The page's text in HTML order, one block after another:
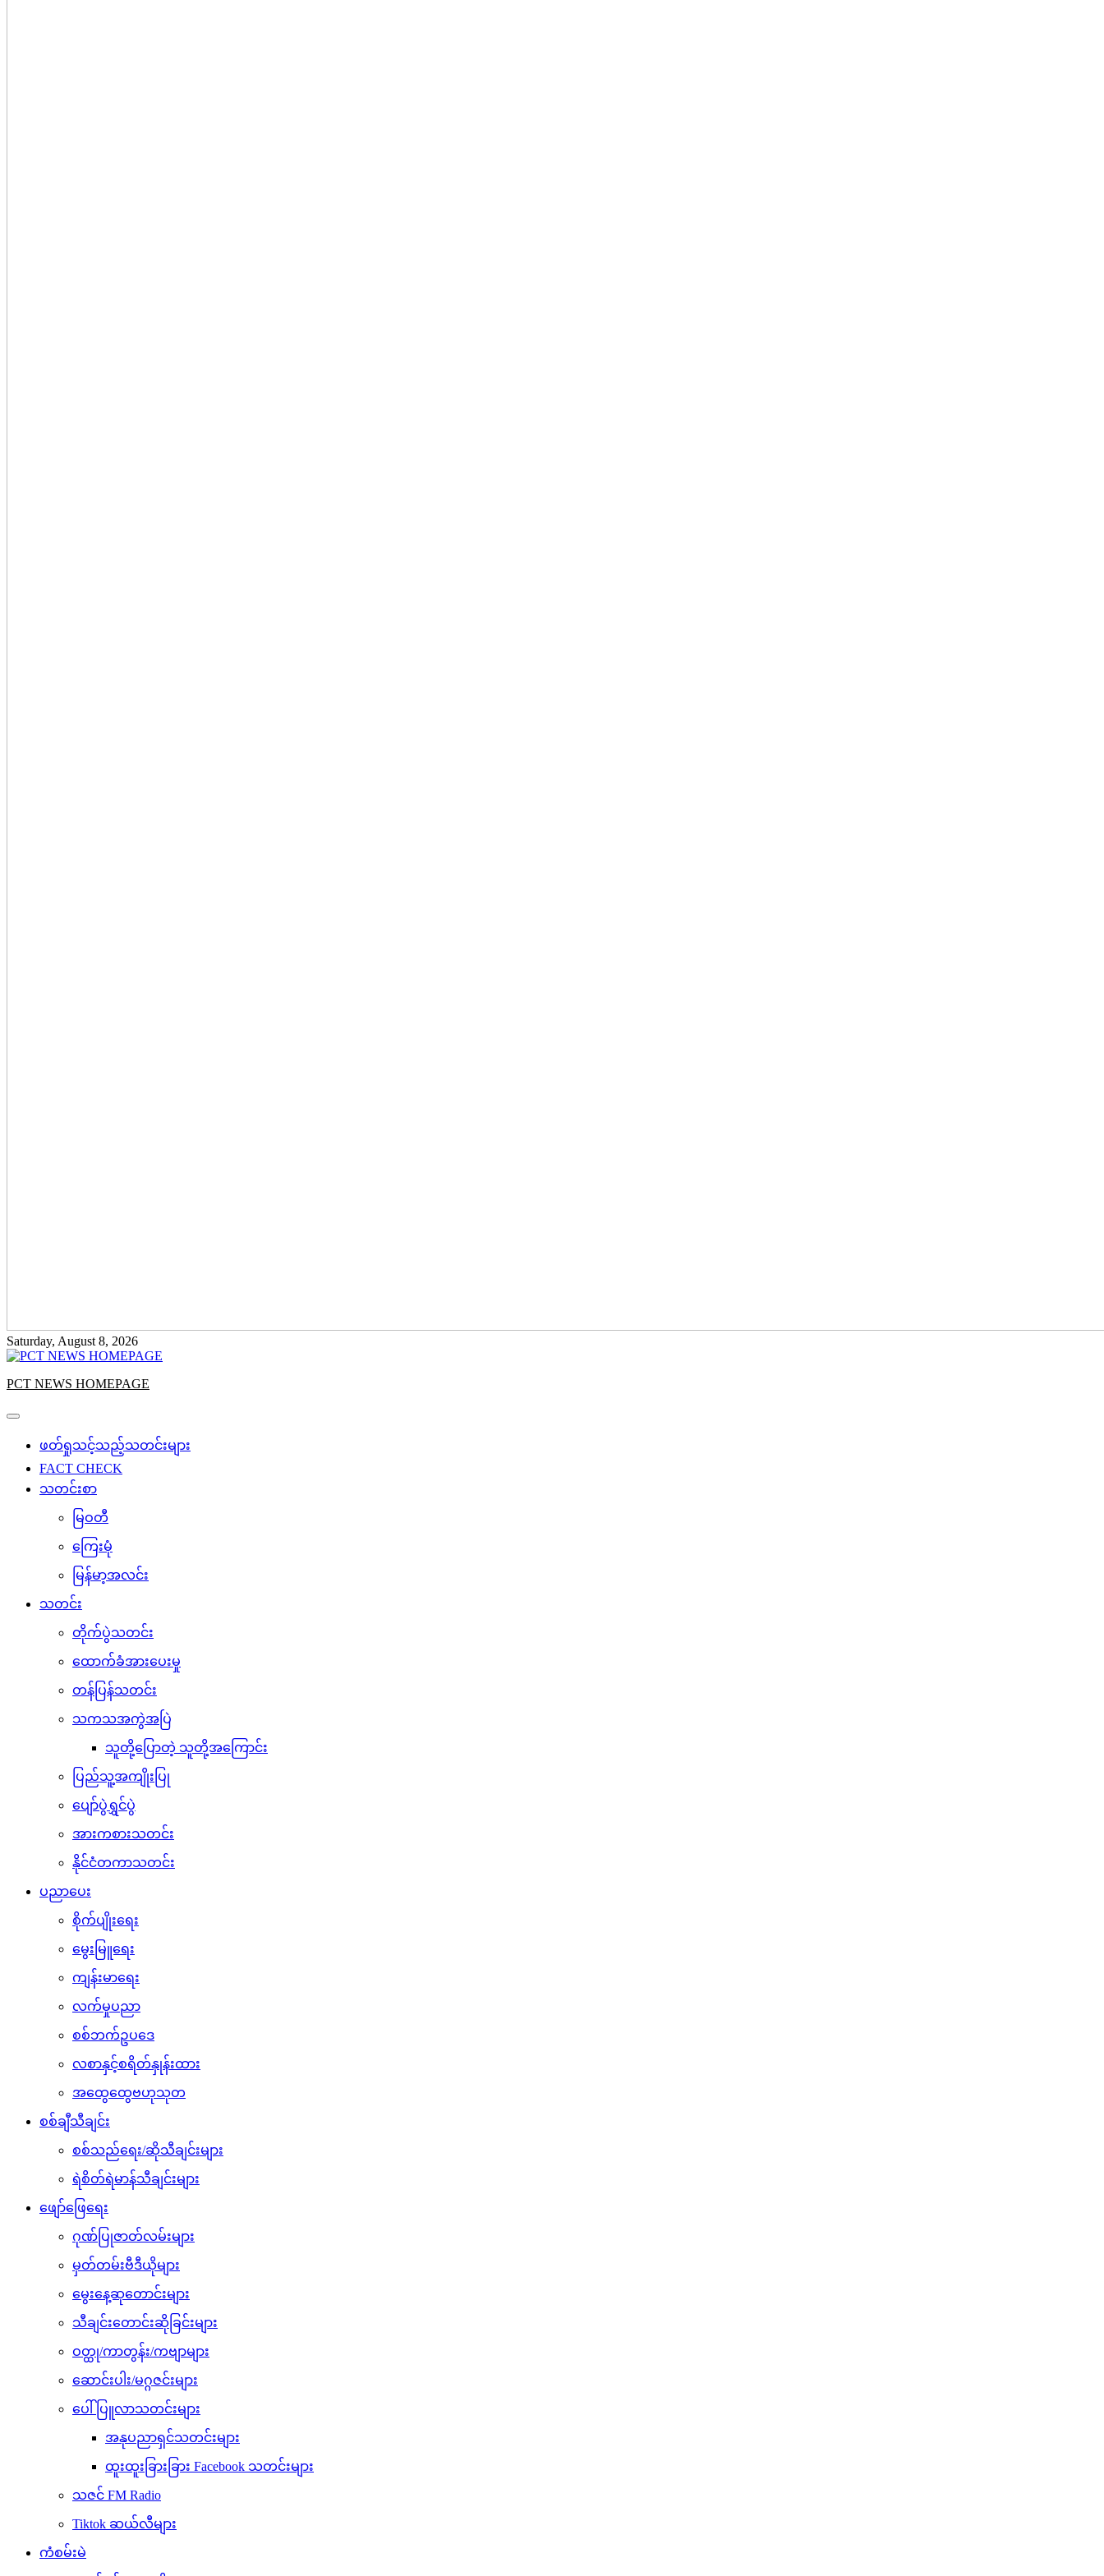
Saturday, August 8, 2026
PCT NEWS HOMEPAGE
ဖတ်ရှုသင့်သည့်သတင်းများ
FACT CHECK
သတင်းစာ
မြဝတီ
ကြေးမုံ
မြန်မာ့အလင်း
သတင်း
တိုက်ပွဲသတင်း
ထောက်ခံအားပေးမှု
တန်ပြန်သတင်း
သကသအကွဲအပြဲ
သူတို့ပြောတဲ့ သူတို့အကြောင်း
ပြည်သူ့အကျိုးပြု
ပျော်ပွဲရွှင်ပွဲ
အားကစားသတင်း
နိုင်ငံတကာသတင်း
ပညာပေး
စိုက်ပျိုးရေး
မွေးမြူရေး
ကျန်းမာရေး
လက်မှုပညာ
စစ်ဘက်ဥပဒေ
လစာနှင့်စရိတ်နှုန်းထား
အထွေထွေဗဟုသုတ
စစ်ချီသီချင်း
စစ်သည်ရေး/ဆိုသီချင်းများ
ရဲစိတ်ရဲမာန်သီချင်းများ
ဖျော်ဖြေရေး
ဂုဏ်ပြုဇာတ်လမ်းများ
မှတ်တမ်းဗီဒီယိုများ
မွေးနေ့ဆုတောင်းများ
သီချင်းတောင်းဆိုခြင်းများ
ဝတ္ထု/ကာတွန်း/ကဗျာများ
ဆောင်းပါး/မဂ္ဂဇင်းများ
ပေါ်ပြူလာသတင်းများ
အနုပညာရှင်သတင်းများ
ထူးထူးခြားခြား Facebook သတင်းများ
သဇင် FM Radio
Tiktok ဆယ်လီများ
ကံစမ်းမဲ